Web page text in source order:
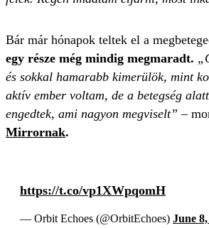
Bár már hónapok teltek el a
egy része még mindig megmaradt.
és sokkal hamarabb kimerülök, mint
aktív ember voltam, de a betegség
engedtek, ami nagyon megviselt” –
Mirrornak.
https://t.co/vp1XWpqomH
— Orbit Echoes (@OrbitEchoes) June